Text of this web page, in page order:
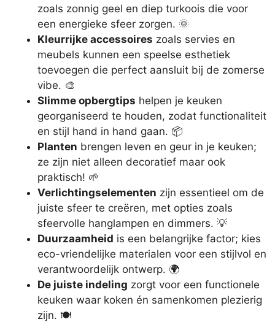
zoals zonnig geel en diep turkoois die voor
een energieke sfeer zorgen. 🌞
Kleurrijke accessoires zoals servies en
meubels kunnen een speelse esthetiek
toevoegen die perfect aansluit bij de zomerse
vibe. 🎨
Slimme opbergtips helpen je keuken
georganiseerd te houden, zodat functionaliteit
en stijl hand in hand gaan. 📦
Planten brengen leven en geur in je keuken;
ze zijn niet alleen decoratief maar ook
praktisch! 🌱
Verlichtingselementen zijn essentieel om de
juiste sfeer te creëren, met opties zoals
sfeervolle hanglampen en dimmers. 💡
Duurzaamheid is een belangrijke factor; kies
eco-vriendelijke materialen voor een stijlvol en
verantwoordelijk ontwerp. 🌍
De juiste indeling zorgt voor een functionele
keuken waar koken én samenkomen plezierig
zijn. 🍽️